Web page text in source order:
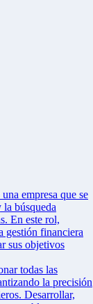
empresa que se
la búsqueda
En este rol,
gestión financiera
sus objetivos
todas las
la precisión
Desarrollar,